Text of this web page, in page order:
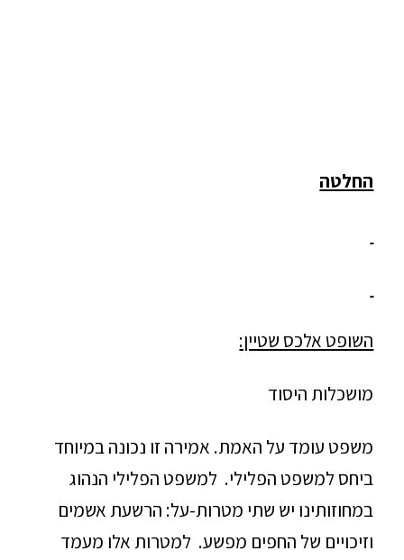
החלטה
השופט אלכס שטיין:
מושכלות היסוד
משפט עומד על האמת. אמירה זו נכונה במיוחד
ביחס למשפט הפלילי. למשפט הפלילי הנהוג
במחוזותינו יש שתי מטרות-על: הרשעת אשמים
וזיכויים של החפים מפשע. למטרות אלו מעמד